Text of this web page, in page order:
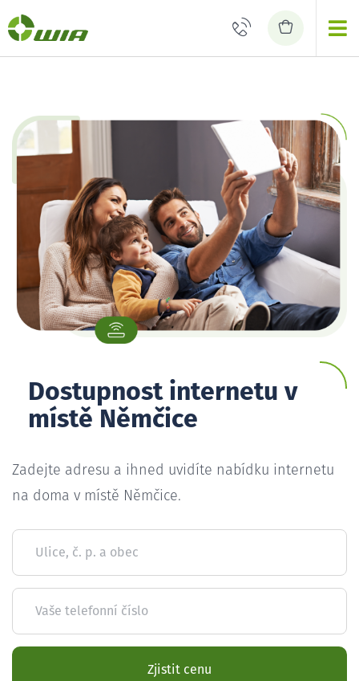
Dostupnost internetu v
místě Němčice
Zadejte adresu a ihned uvidíte nabídku internetu
na doma v místě Němčice.
Ulice, č. p. a obec
Vaše telefonní číslo
Zjistit cenu